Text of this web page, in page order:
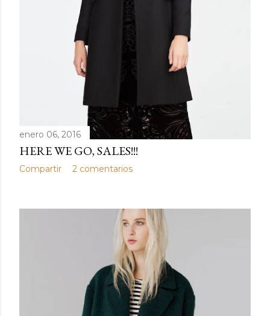
enero 06, 2016
HERE WE GO, SALES!!!
Compartir 2 comentarios